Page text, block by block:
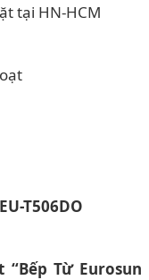
tại HN-HCM
T506DO
Từ Eurosun